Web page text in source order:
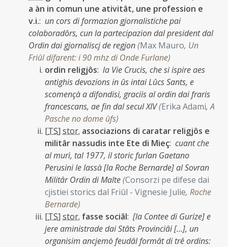
a àn in comun une ativitât, une profession e
v.i.: un cors di formazion gjornalistiche pai
colaboradôrs, cun la partecipazion dal president dal
Ordin dai gjornaliscj de regjon(Max Mauro, Un
Friûl difarent: i 90 mhz di Onde Furlane)
ordin religjôs: la Vie Crucis, che si ispire aes
antighis devozions in ûs intai Lûcs Sants, e
scomençà a difondisi, graciis al ordin dai fraris
francescans, ae fin dal secul XIV(Erika Adami,A
Pasche no dome ûfs)
[TS] stor. associazions di caratar religjôs e
militâr nassudis inte Ete di Mieç: cuant che
al murì, tal 1977, il storic furlan Gaetano
Perusini le lassà [la Roche Bernarde] al Sovran
Militâr Ordin di Malte(Consorzi pe difese dai
cjistiei storics dal Friûl - Vignesie Julie, Roche
Bernarde)
[TS] stor. fasse sociâl: [la Contee di Gurize] e
jere aministrade dai Stâts Provinciâi […], un
organisim ancjemò feudâl formât di trê ordins: